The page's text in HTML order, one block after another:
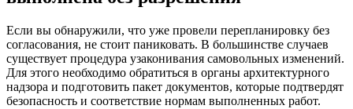
Если вы обнаружили, что уже провели перепланировку без
согласования, не стоит паниковать. В большинстве случаев
существует процедура узаконивания самовольных изменений.
Для этого необходимо обратиться в органы архитектурного
надзора и подготовить пакет документов, которые подтвердят
безопасность и соответствие нормам выполненных работ.